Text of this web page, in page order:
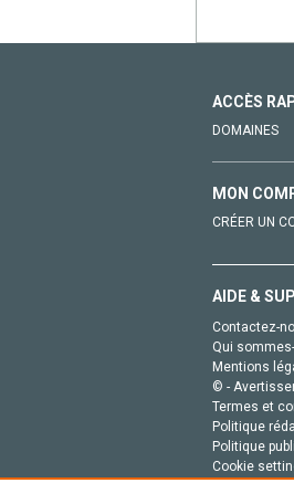
ACCÈS
DOMAINES
MON
CRÉER UN
AIDE &
Contactez-
Qui
Mentions
© -
Termes et
Politique
Politique
Cookie